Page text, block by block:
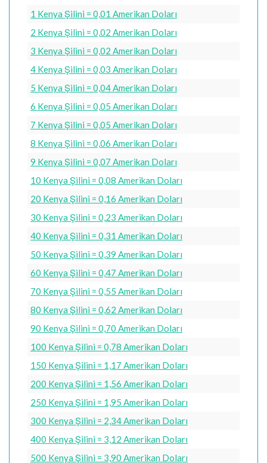
1 Kenya Şilini = 0,01 Amerikan Doları
2 Kenya Şilini = 0,02 Amerikan Doları
3 Kenya Şilini = 0,02 Amerikan Doları
4 Kenya Şilini = 0,03 Amerikan Doları
5 Kenya Şilini = 0,04 Amerikan Doları
6 Kenya Şilini = 0,05 Amerikan Doları
7 Kenya Şilini = 0,05 Amerikan Doları
8 Kenya Şilini = 0,06 Amerikan Doları
9 Kenya Şilini = 0,07 Amerikan Doları
10 Kenya Şilini = 0,08 Amerikan Doları
20 Kenya Şilini = 0,16 Amerikan Doları
30 Kenya Şilini = 0,23 Amerikan Doları
40 Kenya Şilini = 0,31 Amerikan Doları
50 Kenya Şilini = 0,39 Amerikan Doları
60 Kenya Şilini = 0,47 Amerikan Doları
70 Kenya Şilini = 0,55 Amerikan Doları
80 Kenya Şilini = 0,62 Amerikan Doları
90 Kenya Şilini = 0,70 Amerikan Doları
100 Kenya Şilini = 0,78 Amerikan Doları
150 Kenya Şilini = 1,17 Amerikan Doları
200 Kenya Şilini = 1,56 Amerikan Doları
250 Kenya Şilini = 1,95 Amerikan Doları
300 Kenya Şilini = 2,34 Amerikan Doları
400 Kenya Şilini = 3,12 Amerikan Doları
500 Kenya Şilini = 3,90 Amerikan Doları